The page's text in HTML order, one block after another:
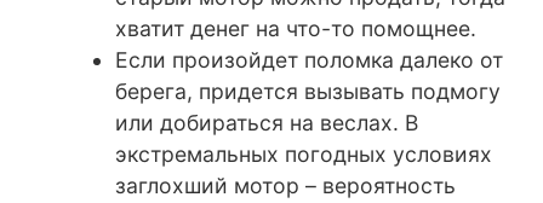
хватит денег на что-то помощнее.
Если произойдет поломка далеко от
берега, придется вызывать подмогу
или добираться на веслах. В
экстремальных погодных условиях
заглохший мотор – вероятность